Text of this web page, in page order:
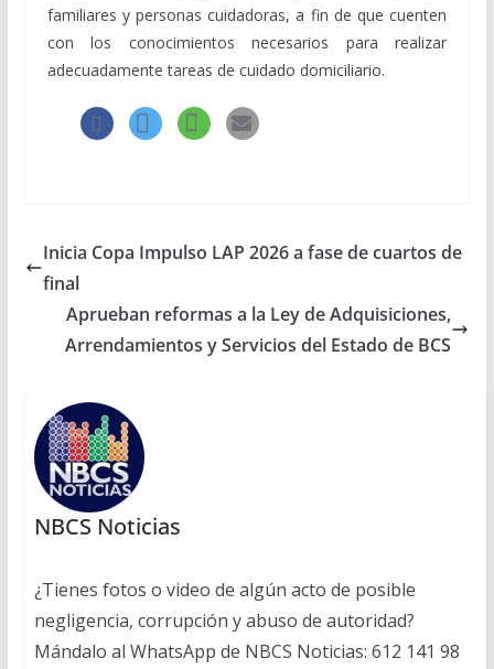
familiares y personas cuidadoras, a fin de que cuenten
con los conocimientos necesarios para realizar
adecuadamente tareas de cuidado domiciliario.
Inicia Copa Impulso LAP 2026 a fase de cuartos de
final
Aprueban reformas a la Ley de Adquisiciones,
Arrendamientos y Servicios del Estado de BCS
NBCS Noticias
¿Tienes fotos o video de algún acto de posible
negligencia, corrupción y abuso de autoridad?
Mándalo al WhatsApp de NBCS Noticias: 612 141 98